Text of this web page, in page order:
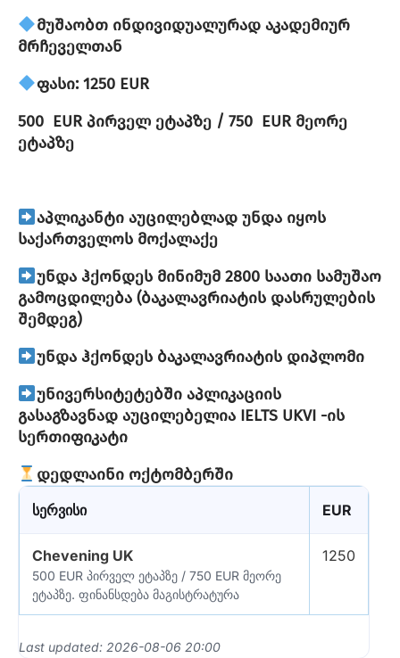
მუშაობთ ინდივიდუალურად აკადემიურ
მრჩეველთან
ფასი: 1250 EUR
500 EUR პირველ ეტაპზე / 750 EUR მეორე
ეტაპზე
აპლიკანტი აუცილებლად უნდა იყოს
საქართველოს მოქალაქე
უნდა ჰქონდეს მინიმუმ 2800 საათი სამუშაო
გამოცდილება (ბაკალავრიატის დასრულების
შემდეგ)
უნდა ჰქონდეს ბაკალავრიატის დიპლომი
უნივერსიტეტებში აპლიკაციის
გასაგზავნად აუცილებელია IELTS UKVI -ის
სერთიფიკატი
დედლაინი ოქტომბერში
სერვისი EUR
Chevening UK
500 EUR პირველ ეტაპზე / 750 EUR მეორე
ეტაპზე. ფინანსდება მაგისტრატურა
1250
Last updated: 2026-08-06 20:00